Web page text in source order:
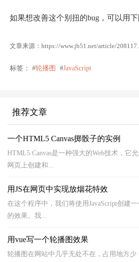
如果想改善这个别扭的bug，可以用下
文章来源： https://www.jb51.net/article/
标签： #轮播图 #JavaScript
推荐文章
一个HTML5 Canvas掷骰子的实例
HTML5 Canvas是一种强大的Web技术，它
网页上创建和...
用JS在网页中实现放烟花特效
在这个程序中，我们将使用JavaScript创建
的效果。我...
用vue写一个轮播图效果
轮播图在网站中几乎无处不在，占用地方少